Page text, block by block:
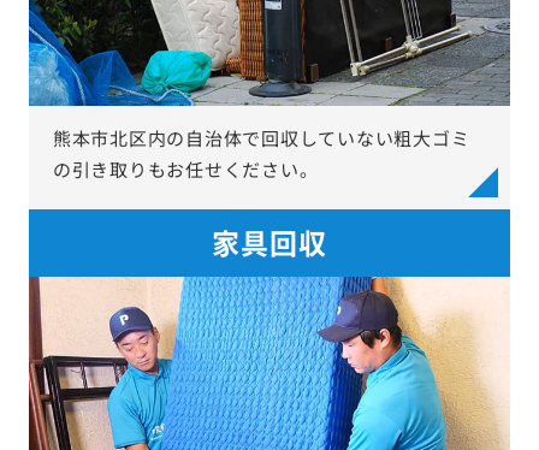
熊本市北区内の自治体で回収していない粗大ゴミ
の引き取りもお任せください。
家具回収